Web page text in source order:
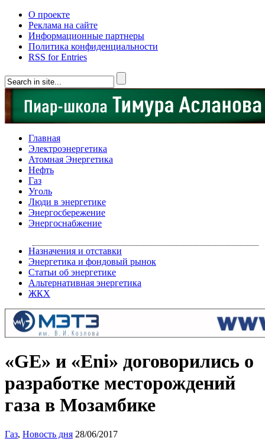
О проекте
Реклама на сайте
Информационные партнеры
Политика конфиденциальности
RSS for Entries
Главная
Электроэнергетика
Атомная Энергетика
Нефть
Газ
Уголь
Люди в энергетике
Энергосбережение
Энергоснабжение
Назначения и отставки
Энергетика и фондовый рынок
Статьи об энергетике
Альтернативная энергетика
ЖКХ
«GE» и «Eni» договорились о
разработке месторождений
газа в Мозамбике
Газ, Новость дня 28/06/2017